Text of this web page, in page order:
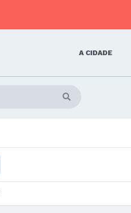
A CIDADE